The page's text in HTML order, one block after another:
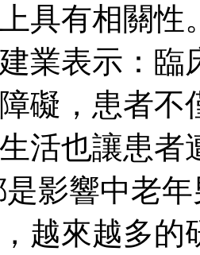
具有相關性
業表示：
礙，患者不
活也讓患
影響中老
越來越多的